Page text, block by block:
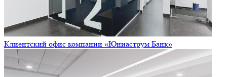
Клиентский офис компании «Юниаструм Банк»